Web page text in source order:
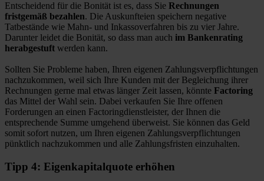
Entscheidend für die Bonität ist es, dass Sie Rechnungen
fristgemäß bezahlen. Die Auskunfteien speichern negative
Tatbestände wie Mahn- und Inkassoverfahren bis zu vier Jahre.
Darunter leidet die Bonität, so dass man auch im Bankenrating
herabgestuft werden kann.
Sollten Sie Probleme haben, Ihren eigenen Zahlungsverpflichtungen
nachzukommen, weil sich Ihre Kunden mit der Begleichung ihrer
Rechnungen gerne mal etwas länger Zeit lassen, könnte Factoring
das Mittel der Wahl sein. Dabei verkaufen Sie Ihre offenen
Forderungen an einen Factoringdienstleister, der Ihnen die
entsprechende Summe umgehend überweist. Sie können das Geld
somit sofort nutzen, um Ihren eigenen Zahlungsverpflichtungen
pünktlich nachzukommen und alle Zahlungsfristen einzuhalten.
Tipp 4: Eigenkapitalquote erhöhen